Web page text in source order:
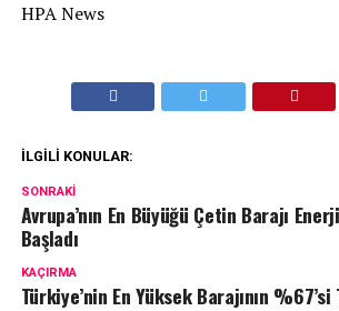
HPA News
İLGILI KONULAR:
SONRAKI
Avrupa’nın En Büyüğü Çetin Barajı
Başladı
KAÇIRMA
Türkiye’nin En Yüksek Barajının %67’si